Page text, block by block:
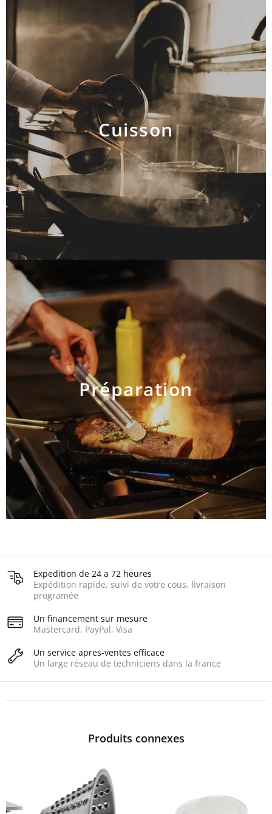
Cuisson
AJOUTER AU PANIER
Préparation
AJOUTER AU PANIER
Expedition de 24 a 72 heures
Expédition rapide, suivi de votre cous, livraison
programée
Un financement sur mesure
Mastercard, PayPal, Visa
Un service apres-ventes efficace
Un large réseau de techniciens dans la france
Produits connexes